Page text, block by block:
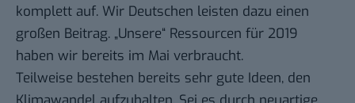
komplett auf. Wir Deutschen leisten dazu einen
großen Beitrag. „Unsere“ Ressourcen für 2019
haben wir bereits im Mai verbraucht.
Teilweise bestehen bereits sehr gute Ideen, den